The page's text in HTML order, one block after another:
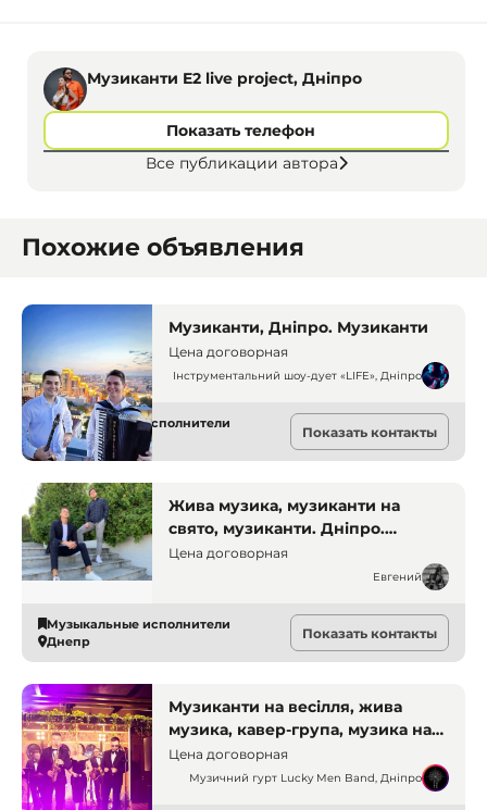
Музиканти E2 live project, Дніпро
Показать телефон
Все публикации автора
Похожие объявления
Музиканти, Дніпро. Музиканти
Цена договорная
Інструментальний шоу-дует «LIFE», Дніпро
Музыкальные исполнители
Днепр
Показать контакты
Жива музика, музиканти на
свято, музиканти. Дніпро.
Музиканти
Цена договорная
Евгений
Музыкальные исполнители
Днепр
Показать контакты
Музиканти на весілля, жива
музика, кавер-група, музика на
свято, музика на ювілей,
музичний супровід, гурт на
Цена договорная
Музичний гурт Lucky Men Band, Дніпро